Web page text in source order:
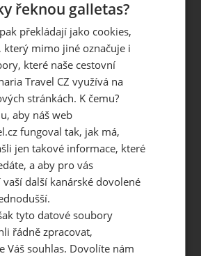
a reklamační řád
řeknou galletas?
překládají jako cookies,
který mimo jiné označuje i
které naše cestovní
Travel CZ využívá na
stránkách. K čemu?
aby náš web
fungoval tak, jak má,
jen takové informace, které
a aby pro vás
další kanárské dovolené
tyto datové soubory
řádně zpracovat,
Váš souhlas. Dovolíte nám